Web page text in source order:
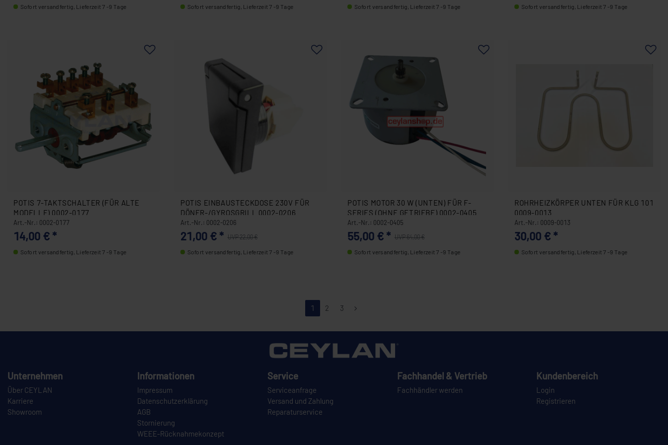
Sofort versandfertig, Lieferzeit 7 -9 Tage Sofort versandfertig, Lieferzeit 7 -9 Tage Sofort versandfertig, Lieferzeit 7 -9 Tage Sofort versandfertig, Lieferzeit 7 -9 Tage
POTIS 7-TAKTSCHALTER (FÜR ALTE
MODELLE) 0002-0177
Art.-Nr.: 0002-0177
14,00 € *
Sofort versandfertig, Lieferzeit 7 -9 Tage
POTIS EINBAUSTECKDOSE 230V FÜR
DÖNER-/GYROSGRILL 0002-0206
Art.-Nr.: 0002-0206
UVP 22,00 €
21,00 € *
Sofort versandfertig, Lieferzeit 7 -9 Tage
POTIS MOTOR 30 W (UNTEN) FÜR F-
SERIES (OHNE GETRIEBE) 0002-0405
Art.-Nr.: 0002-0405
UVP 64,00 €
55,00 € *
Sofort versandfertig, Lieferzeit 7 -9 Tage
ROHRHEIZKÖRPER UNTEN FÜR KLG 101
0009-0013
Art.-Nr.: 0009-0013
30,00 € *
Sofort versandfertig, Lieferzeit 7 -9 Tage
1 2 3
Unternehmen
Über CEYLAN
Karriere
Showroom
Informationen
Impressum
Datenschutzerklärung
AGB
Stornierung
WEEE-Rücknahmekonzept
Service
Serviceanfrage
Versand und Zahlung
Reparaturservice
Fachhandel & Vertrieb
Fachhändler werden
Kundenbereich
Login
Registrieren